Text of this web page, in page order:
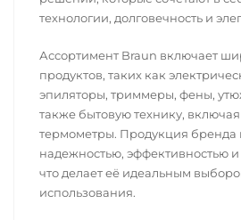
технологии, долговечность и
Ассортимент Braun включает
продуктов, таких как
эпиляторы, триммеры, фены,
также бытовую технику,
термометры. Продукция бренда
надежностью, эффективностью
что делает её идеальным
использования.